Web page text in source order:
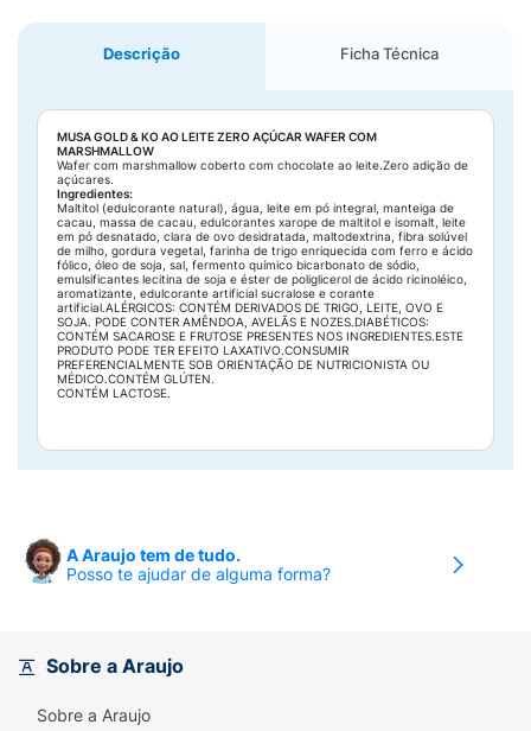
Descrição Ficha Técnica
MUSA GOLD & KO AO LEITE ZERO AÇÚCAR WAFER COM
MARSHMALLOW
Wafer com marshmallow coberto com chocolate ao leite.Zero adição de
açúcares.
Ingredientes:
Maltitol (edulcorante natural), água, leite em pó integral, manteiga de
cacau, massa de cacau, edulcorantes xarope de maltitol e isomalt, leite
em pó desnatado, clara de ovo desidratada, maltodextrina, fibra solúvel
de milho, gordura vegetal, farinha de trigo enriquecida com ferro e ácido
fólico, óleo de soja, sal, fermento químico bicarbonato de sódio,
emulsificantes lecitina de soja e éster de poliglicerol de ácido ricinoléico,
aromatizante, edulcorante artificial sucralose e corante
artificial.ALÉRGICOS: CONTÉM DERIVADOS DE TRIGO, LEITE, OVO E
SOJA. PODE CONTER AMÊNDOA, AVELÃS E NOZES.DIABÉTICOS:
CONTÉM SACAROSE E FRUTOSE PRESENTES NOS INGREDIENTES.ESTE
PRODUTO PODE TER EFEITO LAXATIVO.CONSUMIR
PREFERENCIALMENTE SOB ORIENTAÇÃO DE NUTRICIONISTA OU
MÉDICO.CONTÉM GLÚTEN.
CONTÉM LACTOSE.
A Araujo tem de tudo.
Posso te ajudar de alguma forma?
Sobre a Araujo
Sobre a Araujo